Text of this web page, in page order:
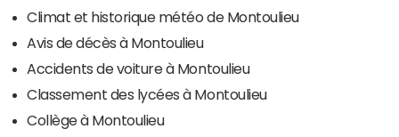
Climat et historique météo de Montoulieu
Avis de décès à Montoulieu
Accidents de voiture à Montoulieu
Classement des lycées à Montoulieu
Collège à Montoulieu